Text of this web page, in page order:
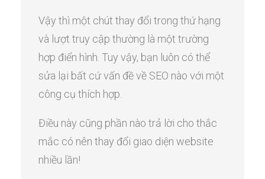
Vậy thì một chút thay đổi trong thứ hạng
và lượt truy cập thường là một trường
hợp điển hình. Tuy vậy, bạn luôn có thể
sửa lại bất cứ vấn đề về SEO nào với một
công cụ thích hợp.
Điều này cũng phần nào trả lời cho thắc
mắc có nên thay đổi giao diện website
nhiều lần!